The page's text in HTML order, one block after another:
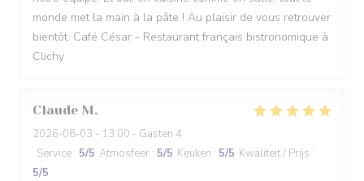
monde met la main à la pâte ! Au plaisir de vous retrouver
bientôt. Café César - Restaurant français bistronomique à
Clichy
Claude M
2026-08-03 - 13:00 - Gasten 4
Service : 5/5 Atmosfeer : 5/5 Keuken : 5/5 Kwaliteit / Prijs :
5/5